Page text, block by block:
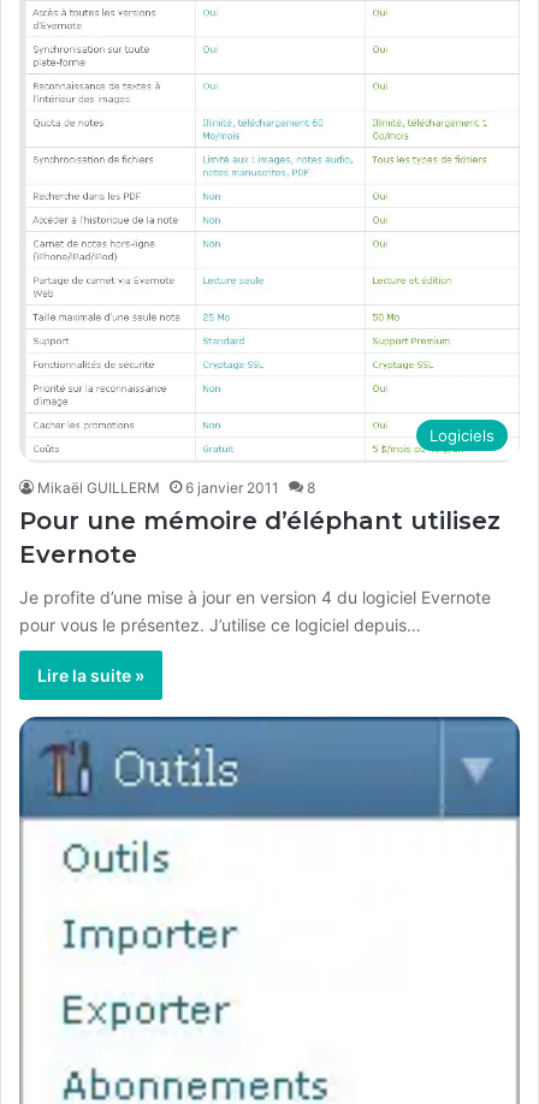
Logiciels
Mikaël GUILLERM 6 janvier 2011 8
Pour une mémoire d’éléphant utilisez
Evernote
Je profite d’une mise à jour en version 4 du logiciel Evernote
pour vous le présentez. J’utilise ce logiciel depuis…
Lire la suite »